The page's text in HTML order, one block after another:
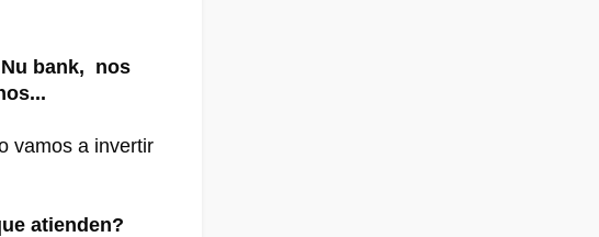
bank, nos
vamos a invertir
atienden?